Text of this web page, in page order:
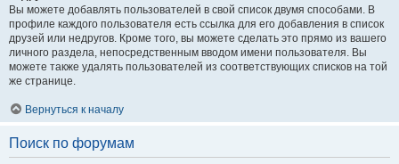
Вы можете добавлять пользователей в свой список двумя способами. В
профиле каждого пользователя есть ссылка для его добавления в список
друзей или недругов. Кроме того, вы можете сделать это прямо из вашего
личного раздела, непосредственным вводом имени пользователя. Вы
можете также удалять пользователей из соответствующих списков на той
же странице.
Вернуться к началу
Поиск по форумам